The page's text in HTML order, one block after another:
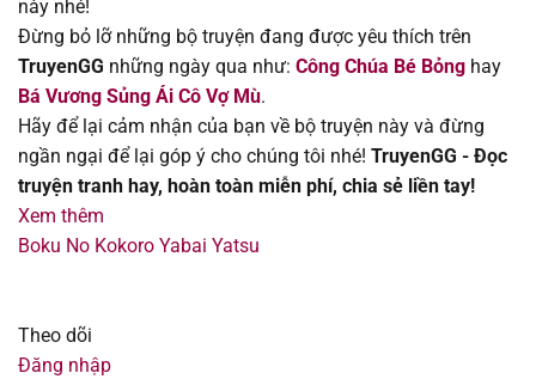
Chapter 158 09/08/2025
Chapter 157 09/08/2025
Chapter 156 09/08/2025
Chapter 153
Chapter 151
này nhé!
Đừng bỏ lỡ những bộ truyện đang được yêu thích trên
TruyenGG những ngày qua như: Công Chúa Bé Bỏng hay
Bá Vương Sủng Ái Cô Vợ Mù.
Hãy để lại cảm nhận của bạn về bộ truyện này và đừng
ngần ngại để lại góp ý cho chúng tôi nhé! TruyenGG - Đọc
truyện tranh hay, hoàn toàn miễn phí, chia sẻ liền tay!
Xem thêm
Boku No Kokoro Yabai Yatsu
Theo dõi
Đăng nhập